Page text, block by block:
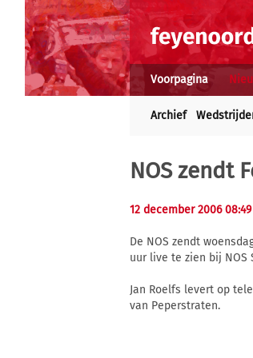
Voorpagina
Archief
NOS zendt
12 december 2006 08:49
De NOS zendt
uur live te zien bij NOS
Jan Roelfs levert op
van Peperstraten.